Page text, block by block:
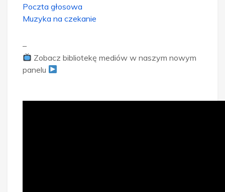
Poczta głosowa
Muzyka na czekanie
–
Zobacz bibliotekę mediów w naszym nowym
panelu